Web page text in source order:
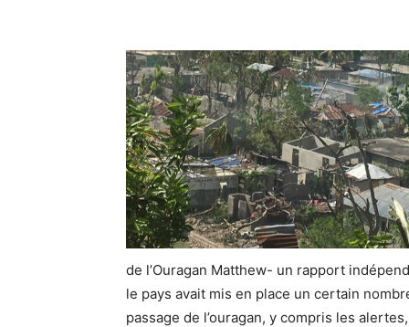
de l’Ouragan Matthew- un rapport
le pays avait mis en place un certain
passage de l’ouragan, y compris les